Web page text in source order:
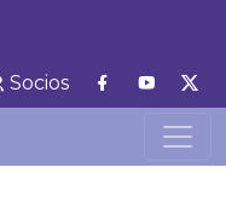
Socios